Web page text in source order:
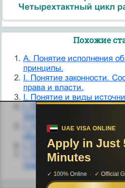
Четырехтактный цикл
Похожие
A. Понятие исполнения
принципы.
I. Понятие законности.
права и власти.
I. Понятие и виды
I. ПОНЯТИЕ И
I. Понятие и структура
общества.
I. Понятие и формы
I. Понятие правомерного
правонарушения.